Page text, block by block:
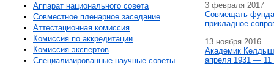
Аппарат национального совета
Совместное пленарное заседание
Аттестационная комисcия
Комиссия по аккредитации
Комиссия экспертов
Специализированные научные советы
3 февраля 2017
Совмещать
прикладное
13 ноября 2016
Академик
апреля 1931 — 11